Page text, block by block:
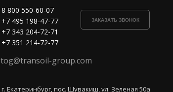
8 800 550-60-07
+7 495 198-47-77
+7 343 204-72-71
+7 351 214-72-77
ЗАКАЗАТЬ ЗВОНОК
tog@transoil-group.com
г. Екатеринбург, пос. Шувакиш, ул. Зеленая 50а